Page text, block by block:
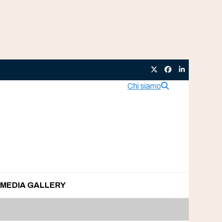
TwitterFacebook
LinkedIn
Chi siamo
MEDIA GALLERY